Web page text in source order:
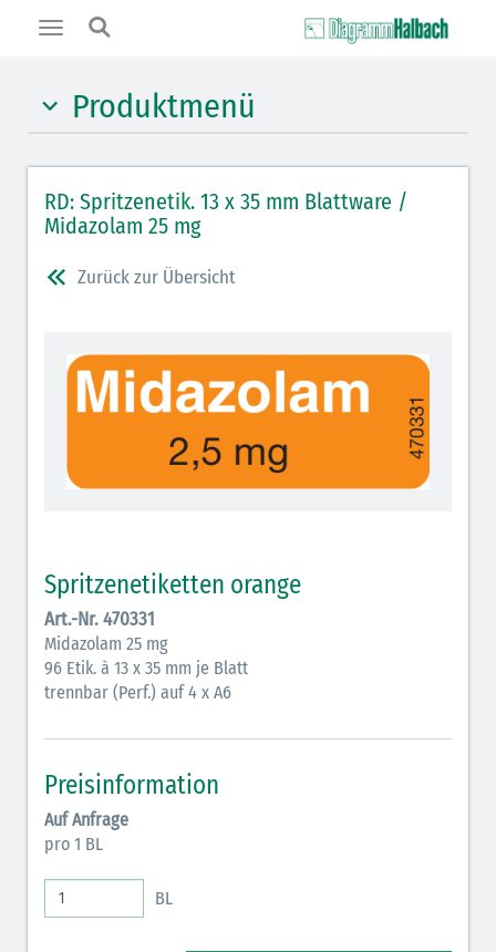
Toggle
Produktmenü
Benzodiazepine (orange)
Benzodiazepin-Antagonisten (orange schraffiert)
Muskelrelaxantien (rot weißer Kopfbalken)
Opiate/Opioide (hellblau)
Lokalanästhetika (grau)
schraffiert)
Anticholinergika (hellgrün)
Cholinergika (hellgrün schraffiert)
Rahmen)
Bronchodilatatoren (blau-braun)
Antikonvulsiva (grau-lila)
RD: Spritzenetik. 13 x 35 mm Blattware /
Midazolam 25 mg
Zurück zur Übersicht
Spritzenetiketten orange
Art.-Nr. 470331
Midazolam 25 mg
96 Etik. à 13 x 35 mm je Blatt
trennbar (Perf.) auf 4 x A6
Preisinformation
Auf Anfrage
pro 1 BL
BL